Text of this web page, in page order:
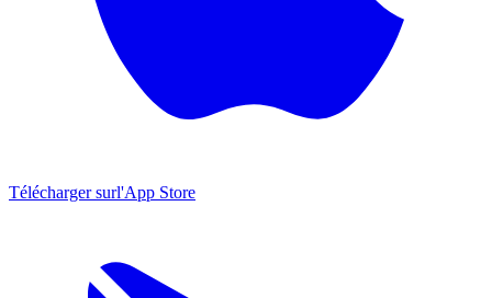
Télécharger surl'App Store